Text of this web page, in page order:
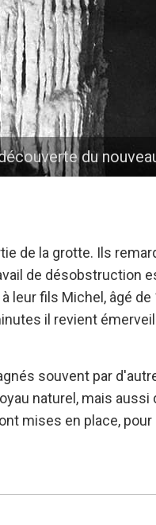
du
de la grotte. Ils
de désobstruction
fils Michel, âgé de
il revient
souvent par
naturel, mais aussi
mises en place,